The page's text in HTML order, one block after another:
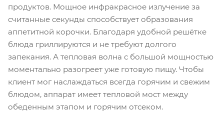
продуктов. Мощное инфракрасное излучение за
считанные секунды способствует образования
аппетитной корочки. Благодаря удобной решётке
блюда гриллируются и не требуют долгого
запекания. А тепловая волна с большой мощностью
моментально разогреет уже готовую пищу. Чтобы
клиент мог наслаждаться всегда горячим и свежим
блюдом, аппарат имеет тепловой мост между
обеденным этапом и горячим отсеком.